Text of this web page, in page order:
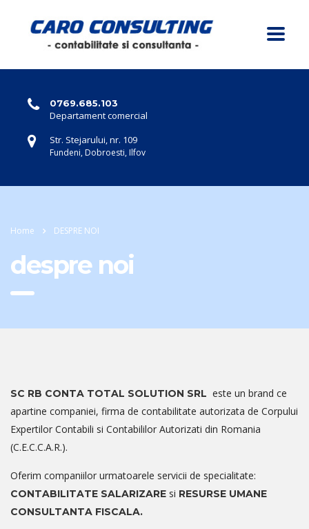
0769.685.103
Departament comercial
Str. Stejarului, nr. 109
Fundeni, Dobroesti, Ilfov
Home DESPRE NOI
despre noi
SC RB CONTA TOTAL SOLUTION SRL este un brand ce
apartine companiei, firma de contabilitate autorizata de Corpului
Expertilor Contabili si Contabililor Autorizati din Romania
(C.E.C.C.A.R.).
Oferim companiilor urmatoarele servicii de specialitate:
CONTABILITATE SALARIZARE si RESURSE UMANE
CONSULTANTA FISCALA.